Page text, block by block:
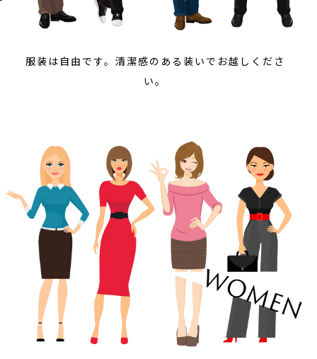
服装は自由です。清潔感のある装いでお越しくださ
い。